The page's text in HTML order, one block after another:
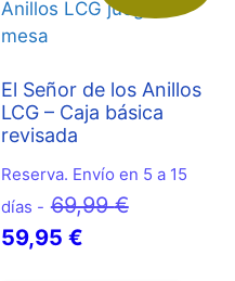
El Señor de los Anillos
LCG – Caja básica
revisada
Reserva. Envío en 5 a 15
días - 69,99€El
59,95 €El